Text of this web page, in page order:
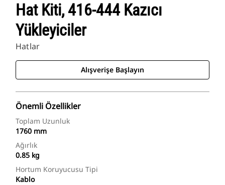
Hat Kiti, 416-444 Kazıcı
Yükleyiciler
Hatlar
Alışverişe Başlayın
Önemli Özellikler
Toplam Uzunluk
1760 mm
Ağırlık
0.85 kg
Hortum Koruyucusu Tipi
Kablo